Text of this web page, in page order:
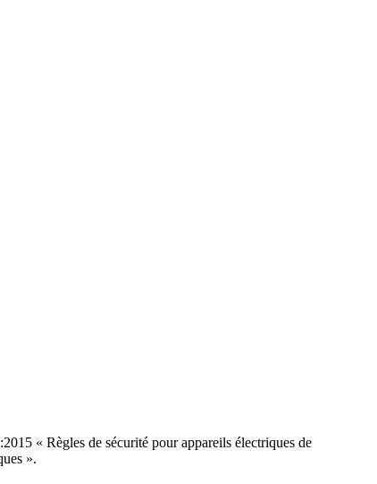
« Règles de sécurité pour appareils électriques de
».